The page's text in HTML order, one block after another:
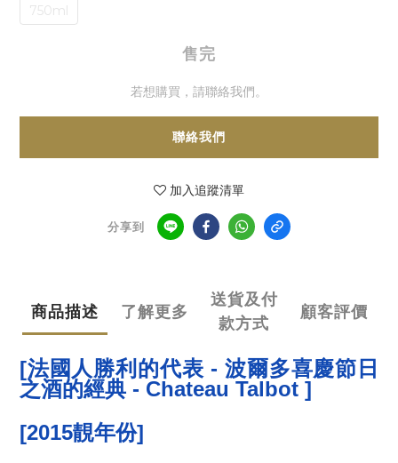
750ml
售完
若想購買，請聯絡我們。
聯絡我們
加入追蹤清單
分享到
商品描述 了解更多
送貨及付
款方式
顧客評價
[法國人勝利的代表 - 波爾多喜慶節日
之酒的經典 - Chateau Talbot ]
[2015靚年份]